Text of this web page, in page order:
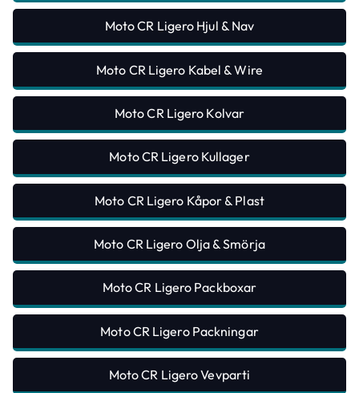
Moto CR Ligero Hjul & Nav
Moto CR Ligero Kabel & Wire
Moto CR Ligero Kolvar
Moto CR Ligero Kullager
Moto CR Ligero Kåpor & Plast
Moto CR Ligero Olja & Smörja
Moto CR Ligero Packboxar
Moto CR Ligero Packningar
Moto CR Ligero Vevparti